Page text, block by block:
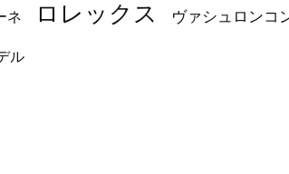
ネ ロレックス ヴァシュロンコ
ル